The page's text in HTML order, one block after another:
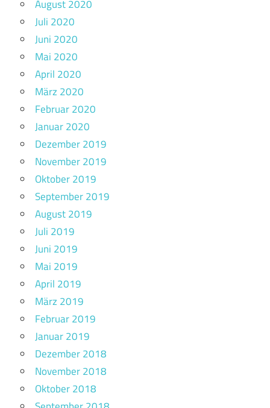
August 2020
Juli 2020
Juni 2020
Mai 2020
April 2020
März 2020
Februar 2020
Januar 2020
Dezember 2019
November 2019
Oktober 2019
September 2019
August 2019
Juli 2019
Juni 2019
Mai 2019
April 2019
März 2019
Februar 2019
Januar 2019
Dezember 2018
November 2018
Oktober 2018